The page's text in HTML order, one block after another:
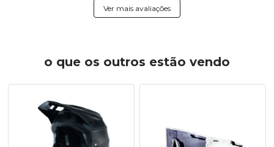
Ver mais avaliações
o que os outros estão vendo